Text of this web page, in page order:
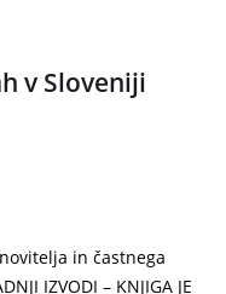
v Sloveniji
in častnega
IZVODI – KNJIGA JE